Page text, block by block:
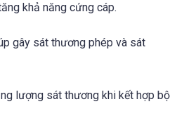
khả năng cứng cáp.
gây sát thương phép và sát
lượng sát thương khi kết hợp bộ